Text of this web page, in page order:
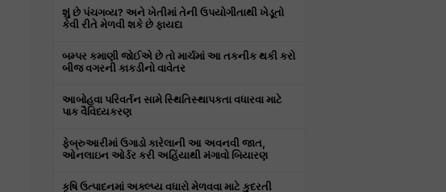
શું છે પંચગવ્ય? અને ખેતીમાં તેની ઉપયોગીતાથી ખેડૂતો
કેવી રીતે મેળવી શકે છે ફાયદા
બમ્પર કમાણી જોઈએ છે તો માર્ચમાં આ તકનીક થકી કરો
બીજ વગરની કાકડીનો વાવેતર
આબોહવા પરિવર્તન સામે સ્થિતિસ્થાપકતા વધારવા માટે
પાક વૈવિધ્યકરણ
ફેબ્રુઆરીમાં ઉગાડો કારેલાની આ અવનવી જાત,
ઓનલાઇન ઓર્ડર કરી અહિંયાથી મંગાવો બિયારણ
કૃષિ ઉત્પાદનમાં અક્લ્પ્ય વધારો મેળવવા માટે કુદરતી